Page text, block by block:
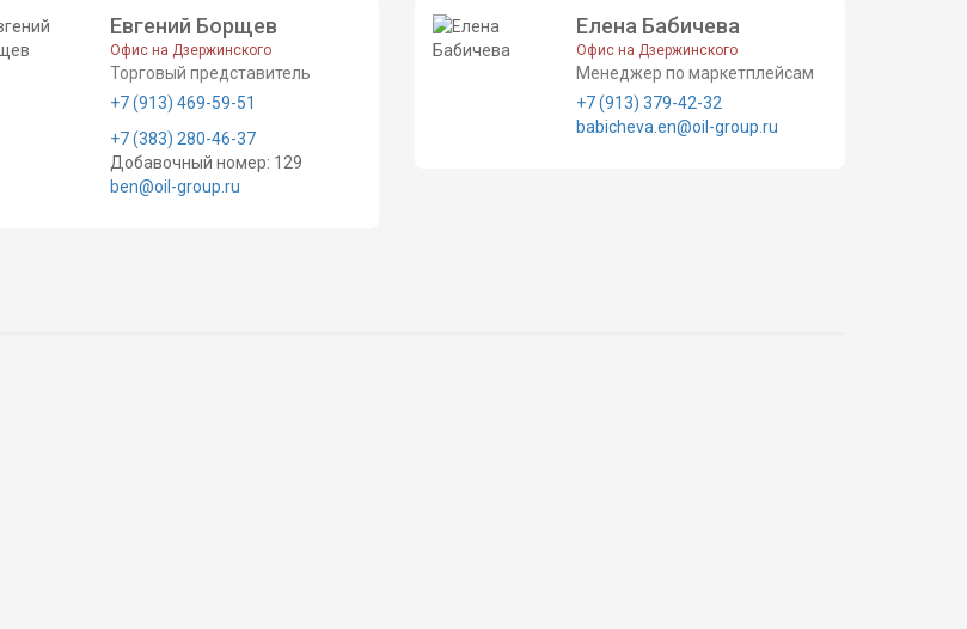
Евгений Борщев
Офис на Дзержинского
Торговый представитель
+7 (913) 469-59-51
+7 (383) 280-46-37
Добавочный номер: 129
ben@oil-group.ru
Елена Бабичева
Офис на Дзержинского
Менеджер по маркетплейсам
+7 (913) 379-42-32
babicheva.en@oil-group.ru